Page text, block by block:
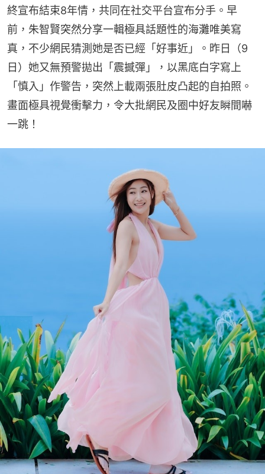
終宣布結束8年情，共同在社交平台宣布分手。早
前，朱智賢突然分享一輯極具話題性的海灘唯美寫
真，不少網民猜測她是否已經「好事近」。昨日（9
日）她又無預警拋出「震撼彈」，以黑底白字寫上
「慎入」作警告，突然上載兩張肚皮凸起的自拍照。
畫面極具視覺衝擊力，令大批網民及圈中好友瞬間嚇
一跳！